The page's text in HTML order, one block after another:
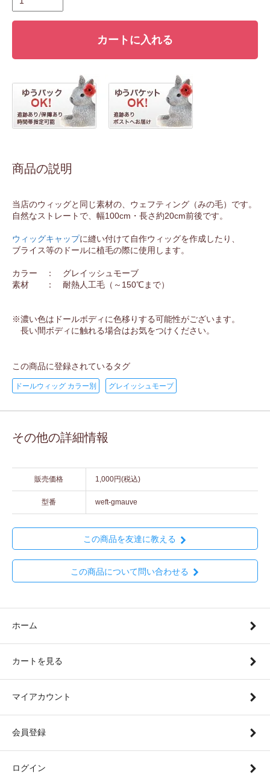
カートに入れる
商品の説明
当店のウィッグと同じ素材の、ウェフティング（みの毛）です。
自然なストレートで、幅100cm・長さ約20cm前後です。
ウィッグキャップに縫い付けて自作ウィッグを作成したり、
ブライス等のドールに植毛の際に使用します。
カラー ： グレイッシュモーブ
素材 ： 耐熱人工毛（～150℃まで）
※濃い色はドールボディに色移りする可能性がございます。
長い間ボディに触れる場合はお気をつけください。
この商品に登録されているタグ
ドールウィッグ カラー別 グレイッシュモーブ
その他の詳細情報
販売価格 1,000円(税込)
型番 weft-gmauve
この商品を友達に教える
この商品について問い合わせる
ホーム
カートを見る
マイアカウント
会員登録
ログイン